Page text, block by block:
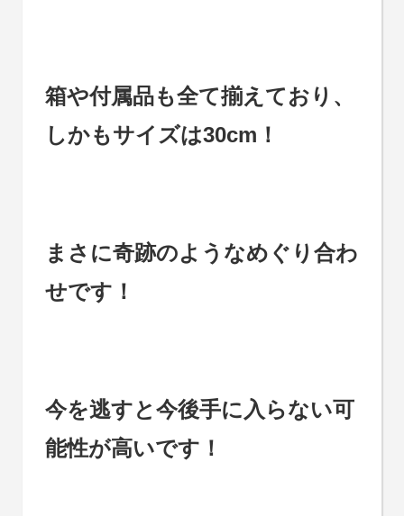
箱や付属品も全て揃えており、
しかもサイズは30cm！
まさに奇跡のようなめぐり合わ
せです！
今を逃すと今後手に入らない可
能性が高いです！